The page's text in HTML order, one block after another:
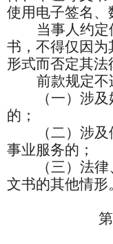
使用电子签名、
当事人约
书，不得仅因
形式而否定其法
前款规定不
（一）涉
的；
（二）涉
事业服务的；
（三）法
文书的其他情形